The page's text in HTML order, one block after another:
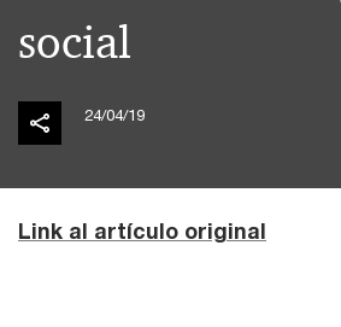
social
24/04/19
Link al artículo original